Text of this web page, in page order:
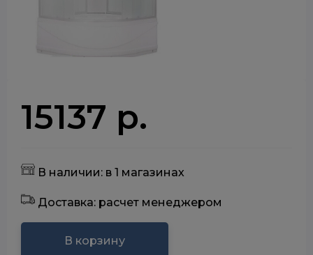
15137 р.
В наличии: в 1 магазинах
Доставка: расчет менеджером
В корзину